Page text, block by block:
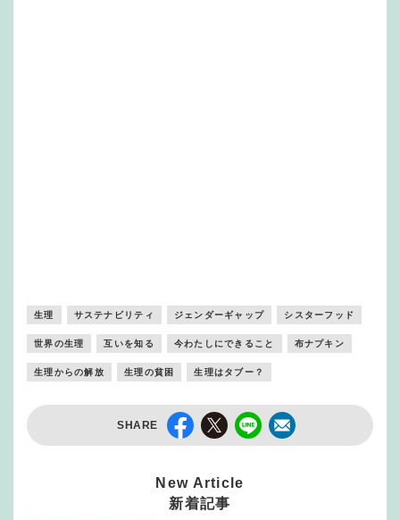
生理 サステナビリティ ジェンダーギャップ シスターフッド
世界の生理 互いを知る 今わたしにできること 布ナプキン
生理からの解放 生理の貧困 生理はタブー？
SHARE
New Article
新着記事